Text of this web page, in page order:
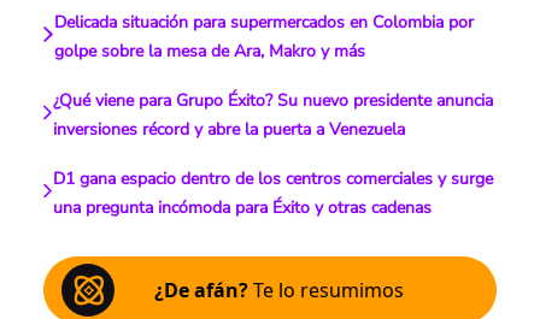
Delicada situación para supermercados en Colombia por
golpe sobre la mesa de Ara, Makro y más
¿Qué viene para Grupo Éxito? Su nuevo presidente anuncia
inversiones récord y abre la puerta a Venezuela
D1 gana espacio dentro de los centros comerciales y surge
una pregunta incómoda para Éxito y otras cadenas
¿De afán?Te lo resumimos